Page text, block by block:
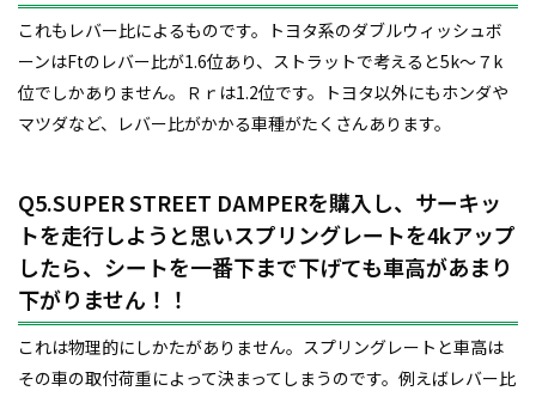
これもレバー比によるものです。トヨタ系のダブルウィッシュボ
ーンはFtのレバー比が1.6位あり、ストラットで考えると5k～７k
位でしかありません。Ｒｒは1.2位です。トヨタ以外にもホンダや
マツダなど、レバー比がかかる車種がたくさんあります。
Q5.SUPER STREET DAMPERを購入し、サーキッ
トを走行しようと思いスプリングレートを4kアップ
したら、シートを一番下まで下げても車高があまり
下がりません！！
これは物理的にしかたがありません。スプリングレートと車高は
その車の取付荷重によって決まってしまうのです。例えばレバー比